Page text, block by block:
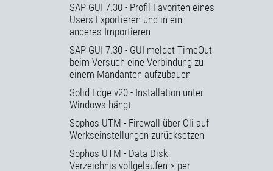
SAP GUI 7.30 - Profil Favoriten eines
Users Exportieren und in ein
anderes Importieren
SAP GUI 7.30 - GUI meldet TimeOut
beim Versuch eine Verbindung zu
einem Mandanten aufzubauen
Solid Edge v20 - Installation unter
Windows hängt
Sophos UTM - Firewall über Cli auf
Werkseinstellungen zurücksetzen
Sophos UTM - Data Disk
Verzeichnis vollgelaufen > per